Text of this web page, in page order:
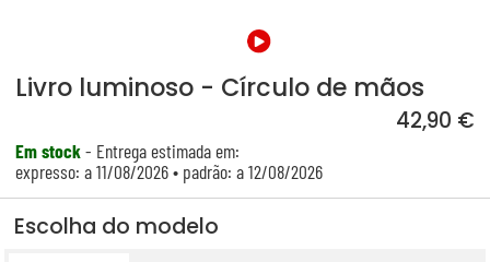
Livro luminoso - Círculo de mãos
42,90 €
Em stock- Entrega estimada em:
expresso: a 11/08/2026 • padrão: a 12/08/2026
Escolha do modelo